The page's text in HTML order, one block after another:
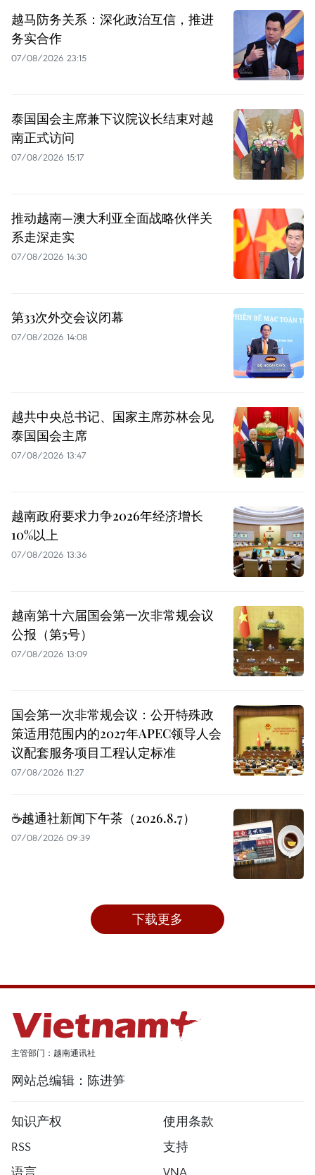
越马防务关系：深化政治互信，推进
务实合作
07/08/2026 23:15
泰国国会主席兼下议院议长结束对越
南正式访问
07/08/2026 15:17
推动越南—澳大利亚全面战略伙伴关
系走深走实
07/08/2026 14:30
第33次外交会议闭幕
07/08/2026 14:08
越共中央总书记、国家主席苏林会见
泰国国会主席
07/08/2026 13:47
越南政府要求力争2026年经济增长
10%以上
07/08/2026 13:36
越南第十六届国会第一次非常规会议
公报（第5号）
07/08/2026 13:09
国会第一次非常规会议：公开特殊政
策适用范围内的2027年APEC领导人会
议配套服务项目工程认定标准
07/08/2026 11:27
☕️越通社新闻下午茶（2026.8.7）
07/08/2026 09:39
下载更多
主管部门：越南通讯社
网站总编辑：陈进笋
知识产权
使用条款
RSS
支持
语言
VNA